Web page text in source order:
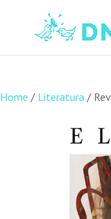
Home / Literatura /